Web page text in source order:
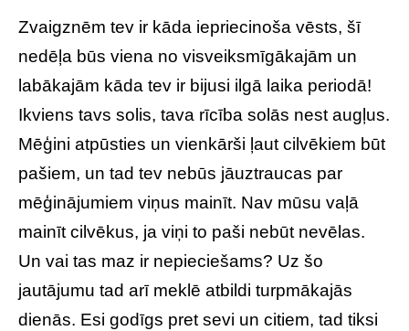
Zvaigznēm tev ir kāda iepriecinoša vēsts, šī
nedēļa būs viena no visveiksmīgākajām un
labākajām kāda tev ir bijusi ilgā laika periodā!
Ikviens tavs solis, tava rīcība solās nest augļus.
Mēģini atpūsties un vienkārši ļaut cilvēkiem būt
pašiem, un tad tev nebūs jāuztraucas par
mēģinājumiem viņus mainīt. Nav mūsu vaļā
mainīt cilvēkus, ja viņi to paši nebūt nevēlas.
Un vai tas maz ir nepieciešams? Uz šo
jautājumu tad arī meklē atbildi turpmākajās
dienās. Esi godīgs pret sevi un citiem, tad tiksi